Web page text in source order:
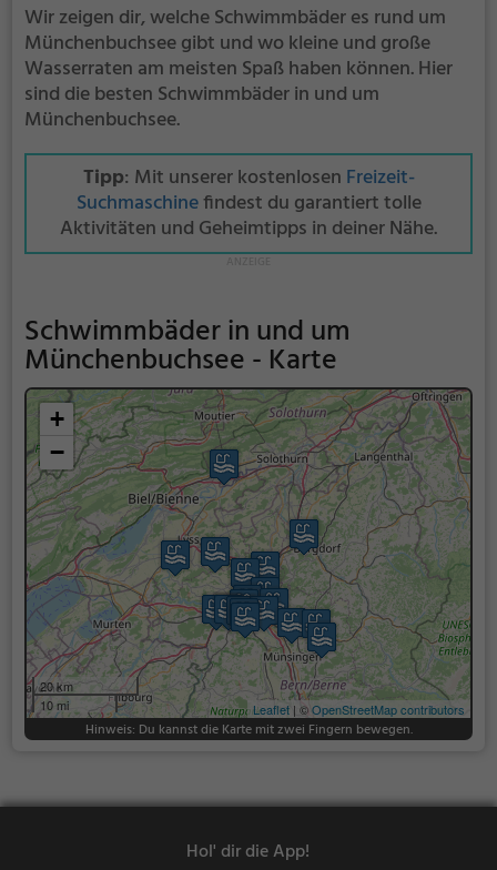
Wir zeigen dir, welche Schwimmbäder es rund um
Münchenbuchsee gibt und wo kleine und große
Wasserraten am meisten Spaß haben können. Hier
sind die besten Schwimmbäder in und um
Münchenbuchsee.
Tipp: Mit unserer kostenlosen Freizeit-
Suchmaschinefindest du garantiert tolle
Aktivitäten und Geheimtipps in deiner Nähe.
Schwimmbäder in und um
Münchenbuchsee - Karte
+
−
20 km
10 mi
Leaflet | ©OpenStreetMap contributors
Hinweis: Du kannst die Karte mit zwei Fingern bewegen.
Hol' dir die App!